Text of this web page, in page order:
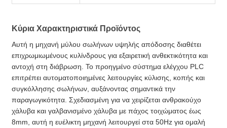
Κύρια Χαρακτηριστικά Προϊόντος
Αυτή η μηχανή μύλου σωλήνων υψηλής απόδοσης διαθέτει
επιχρωμιωμένους κυλίνδρους για εξαιρετική ανθεκτικότητα και
αντοχή στη διάβρωση. Το προηγμένο σύστημα ελέγχου PLC
επιτρέπει αυτοματοποιημένες λειτουργίες κύλισης, κοπής και
συγκόλλησης σωλήνων, αυξάνοντας σημαντικά την
παραγωγικότητα. Σχεδιασμένη για να χειρίζεται ανθρακούχο
χάλυβα και γαλβανισμένο χάλυβα με πάχος τοιχώματος έως
8mm, αυτή η ευέλικτη μηχανή λειτουργεί στα 50Hz για ομαλή